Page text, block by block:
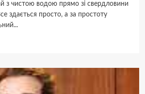
з чистою водою прямо зі свердловини
здається просто, а за простоту